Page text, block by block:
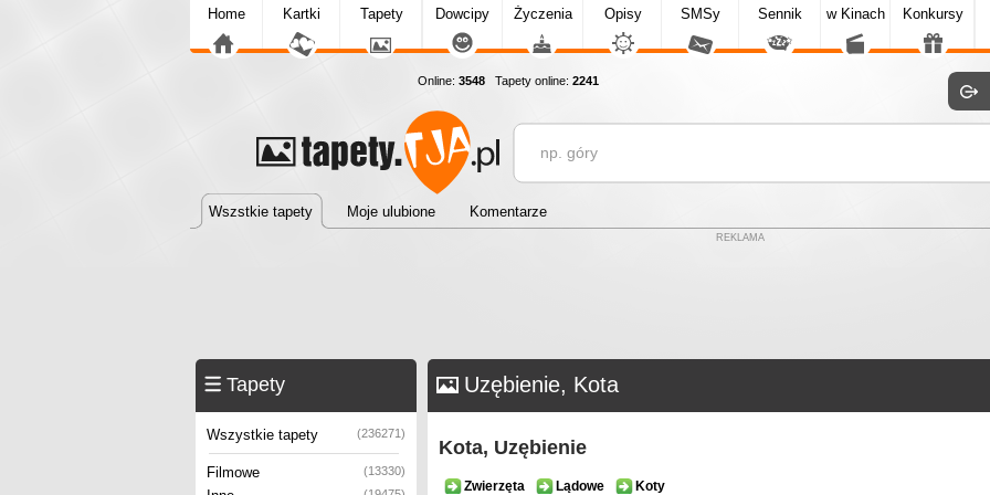
Home Kartki Tapety Dowcipy Życzenia Opisy SMSy Sennik w Kinach Konkursy
Online: 3548 Tapety online: 2241
Wszstkie tapety Moje ulubione Komentarze
REKLAMA
Tapety
Wszystkie tapety (236271)
Filmowe (13330)
Uzębienie, Kota
Kota, Uzębienie
Zwierzęta Lądowe
Koty